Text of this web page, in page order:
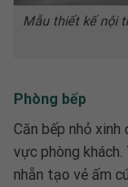
Mẫu thiết kế nội
Phòng bếp
Căn bếp nhỏ
vực phòng khách.
nhẵn tạo vẻ ấm